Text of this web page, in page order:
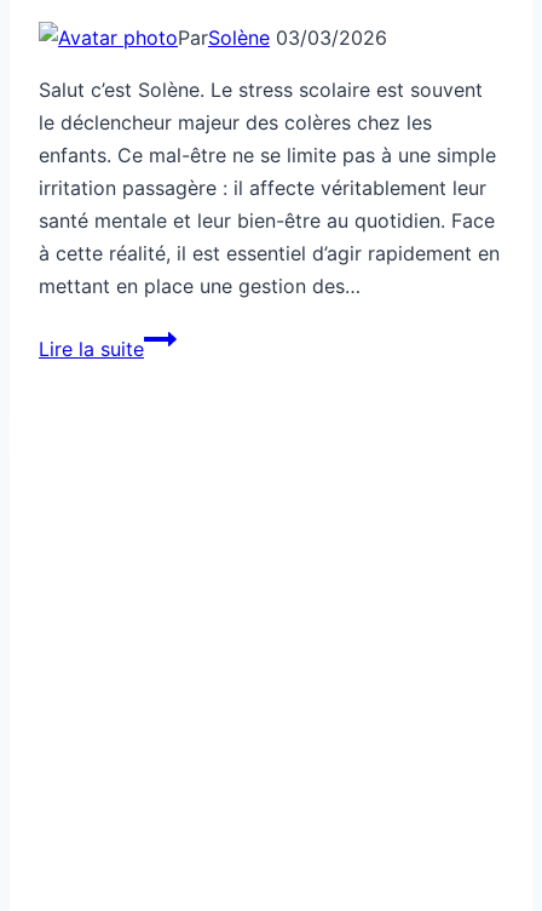
ParSolène 03/03/2026
Salut c’est Solène. Le stress scolaire est souvent
le déclencheur majeur des colères chez les
enfants. Ce mal-être ne se limite pas à une simple
irritation passagère : il affecte véritablement leur
santé mentale et leur bien-être au quotidien. Face
à cette réalité, il est essentiel d’agir rapidement en
mettant en place une gestion des…
Lire la suiteSanté: